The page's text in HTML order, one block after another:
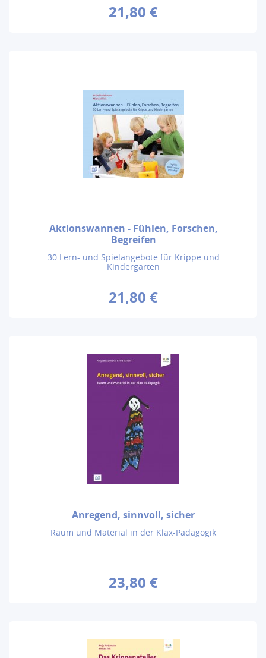
21,80 €
Aktionswannen - Fühlen, Forschen,
Begreifen
30 Lern- und Spielangebote für Krippe und
Kindergarten
21,80 €
Anregend, sinnvoll, sicher
Raum und Material in der Klax-Pädagogik
23,80 €